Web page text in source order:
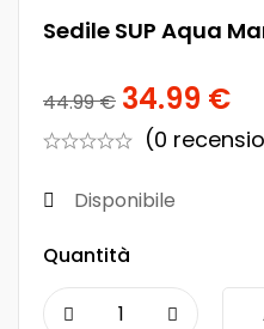
Sedile SUP Aqua
44.99€ 34.99 €
(0
Disponibile
Quantità